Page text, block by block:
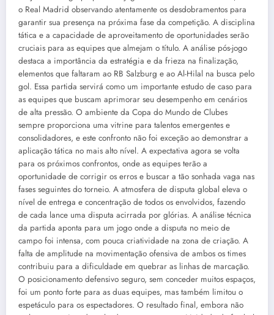
o Real Madrid observando atentamente os desdobramentos para
garantir sua presença na próxima fase da competição. A disciplina
tática e a capacidade de aproveitamento de oportunidades serão
cruciais para as equipes que almejam o título. A análise pós-jogo
destaca a importância da estratégia e da frieza na finalização,
elementos que faltaram ao RB Salzburg e ao Al-Hilal na busca pelo
gol. Essa partida servirá como um importante estudo de caso para
as equipes que buscam aprimorar seu desempenho em cenários
de alta pressão. O ambiente da Copa do Mundo de Clubes
sempre proporciona uma vitrine para talentos emergentes e
consolidadores, e este confronto não foi exceção ao demonstrar a
aplicação tática no mais alto nível. A expectativa agora se volta
para os próximos confrontos, onde as equipes terão a
oportunidade de corrigir os erros e buscar a tão sonhada vaga nas
fases seguintes do torneio. A atmosfera de disputa global eleva o
nível de entrega e concentração de todos os envolvidos, fazendo
de cada lance uma disputa acirrada por glórias. A análise técnica
da partida aponta para um jogo onde a disputa no meio de
campo foi intensa, com pouca criatividade na zona de criação. A
falta de amplitude na movimentação ofensiva de ambos os times
contribuiu para a dificuldade em quebrar as linhas de marcação.
O posicionamento defensivo seguro, sem conceder muitos espaços,
foi um ponto forte para as duas equipes, mas também limitou o
espetáculo para os espectadores. O resultado final, embora não